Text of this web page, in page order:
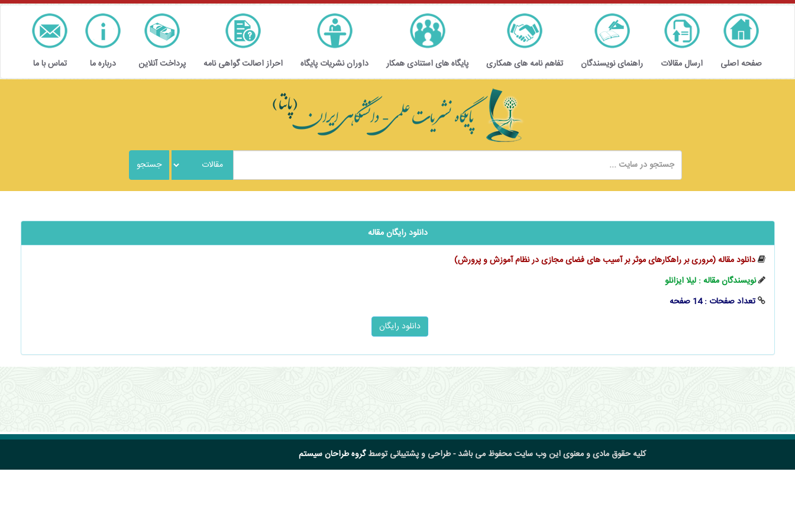
صفحه اصلی ارسال مقالات راهنمای نویسندگان تفاهم نامه های همکاری پایگاه های استنادی همکار داوران نشریات پایگاه احراز اصالت گواهی نامه پرداخت آنلاین درباره ما تماس با ما
دانلود رایگان مقاله
دانلود مقاله (مروری بر راهکارهای موثر بر آسیب‌ های فضای مجازی در نظام آموزش و پرورش)
نویسندگان مقاله : لیلا ایزانلو
تعداد صفحات : 14 صفحه
کلیه حقوق مادی و معنوی این وب سایت محفوظ می باشد - طراحی و پشتیبانی توسطگروه طراحان سیستم